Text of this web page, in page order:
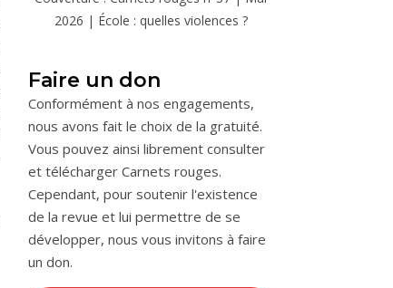
2026 | École : quelles violences ?
Faire un don
Conformément à nos engagements,
nous avons fait le choix de la gratuité.
Vous pouvez ainsi librement consulter
et télécharger Carnets rouges.
Cependant, pour soutenir l'existence
de la revue et lui permettre de se
développer, nous vous invitons à faire
un don.